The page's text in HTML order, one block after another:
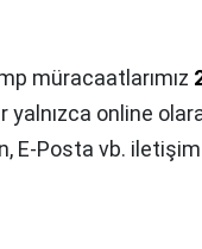
müracaatlarımız
yalnızca online
E-Posta vb.